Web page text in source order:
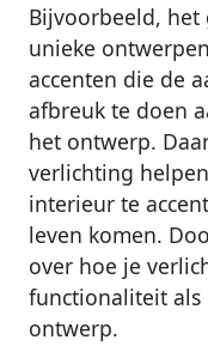
Bijvoorbeeld,
unieke
accenten die de
afbreuk te doen
het ontwerp.
verlichting
interieur te
leven komen.
over hoe je
functionaliteit als
ontwerp.